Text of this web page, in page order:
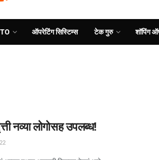
ऑपरेटिंग सिस्टिम्स टेक गुरु शॉपिंग
नव्या लोगोसह उपलब्ध!